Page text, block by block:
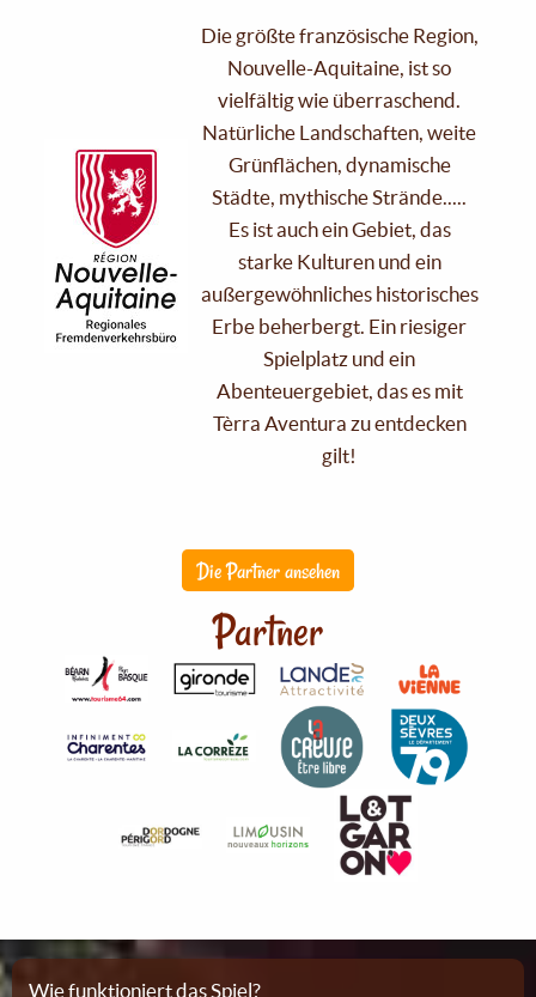
Die größte französische Region,
Nouvelle-Aquitaine, ist so
vielfältig wie überraschend.
Natürliche Landschaften, weite
Grünflächen, dynamische
Städte, mythische Strände.....
Es ist auch ein Gebiet, das
starke Kulturen und ein
außergewöhnliches historisches
Erbe beherbergt. Ein riesiger
Spielplatz und ein
Abenteuergebiet, das es mit
Tèrra Aventura zu entdecken
gilt!
Die Partner ansehen
Partner
Wie funktioniert das Spiel?